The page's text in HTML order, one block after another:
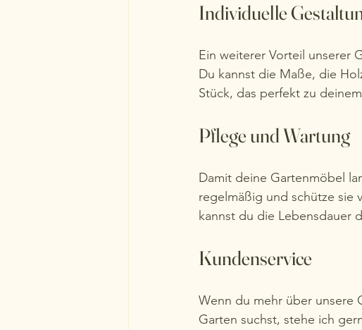
Individuelle
Ein weiterer Vorteil unserer
Du kannst die Maße, die
Stück, das perfekt zu
Pflege und Wartung
Damit deine Gartenmöbel
regelmäßig und schütze sie
kannst du die Lebensdauer
Kundenservice
Wenn du mehr über unsere
Garten suchst, stehe ich